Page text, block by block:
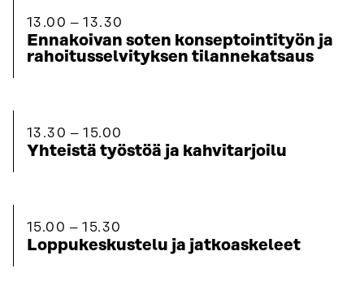
13.00 13.30
Ennakoivan soten konseptointityön ja
rahoitusselvityksen tilannekatsaus
13.30 15.00
Yhteistä työstöä ja kahvitarjoilu
15.00 15.30
Loppukeskustelu ja jatkoaskeleet